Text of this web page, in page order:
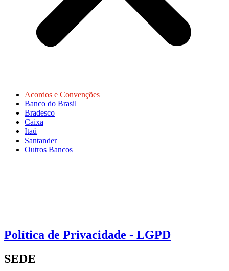
Acordos e Convenções
Banco do Brasil
Bradesco
Caixa
Itaú
Santander
Outros Bancos
Política de Privacidade - LGPD
SEDE